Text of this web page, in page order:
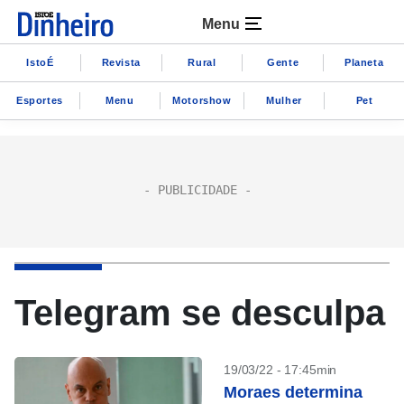
Menu
IstoÉ Revista Rural Gente Planeta
Esportes Menu Motorshow Mulher Pet
Telegram se desculpa
19/03/22 - 17:45min
Moraes determina